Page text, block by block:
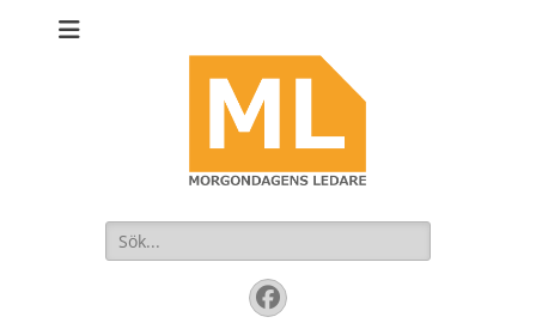
Sök
efter:
Facebook